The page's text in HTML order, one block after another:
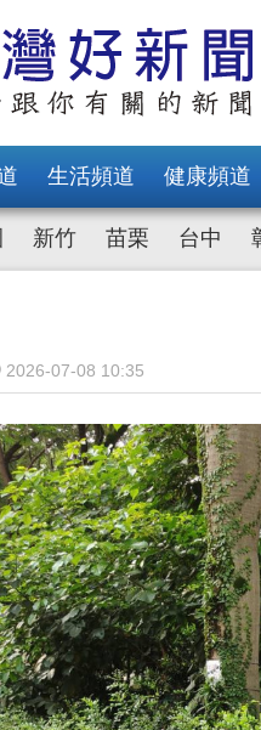
生活頻道 健康頻道
新竹 苗栗 台中
2026-07-08 10:35